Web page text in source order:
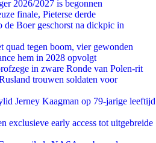
2026/2027 is begonnen
finale, Pieterse derde
de Boer geschorst na dickpic in
quad tegen boom, vier gewonden
hem in 2028 opvolgt
in zware Ronde van Polen-rit
trouwen soldaten voor
Jerney Kaagman op 79-jarige leeftijd
exclusieve early access tot uitgebreide